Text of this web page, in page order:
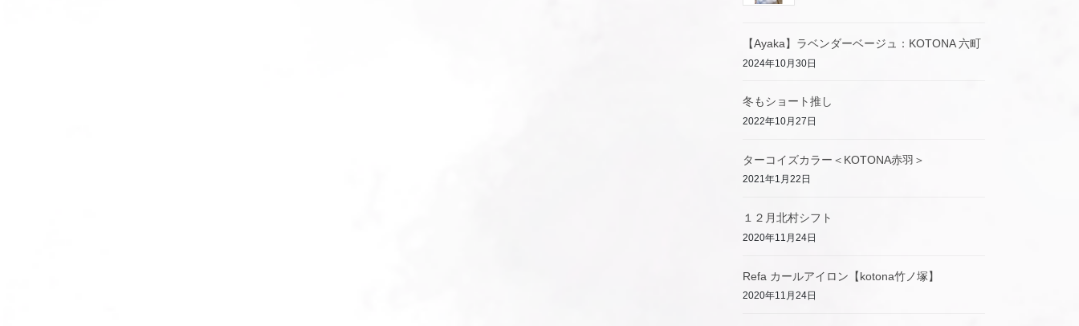
【Ayaka】ラベンダーベージュ：KOTONA 六町
2024年10月30日
冬もショート推し
2022年10月27日
ターコイズカラー＜KOTONA赤羽＞
2021年1月22日
１２月北村シフト
2020年11月24日
Refa カールアイロン【kotona竹ノ塚】
2020年11月24日